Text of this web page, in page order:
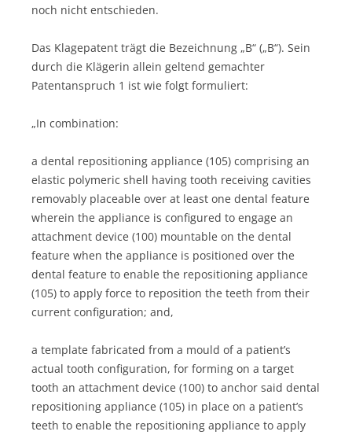
noch nicht entschieden.
Das Klagepatent trägt die Bezeichnung „B“ („B“). Sein
durch die Klägerin allein geltend gemachter
Patentanspruch 1 ist wie folgt formuliert:
„In combination:
a dental repositioning appliance (105) comprising an
elastic polymeric shell having tooth receiving cavities
removably placeable over at least one dental feature
wherein the appliance is configured to engage an
attachment device (100) mountable on the dental
feature when the appliance is positioned over the
dental feature to enable the repositioning appliance
(105) to apply force to reposition the teeth from their
current configuration; and,
a template fabricated from a mould of a patient’s
actual tooth configuration, for forming on a target
tooth an attachment device (100) to anchor said dental
repositioning appliance (105) in place on a patient’s
teeth to enable the repositioning appliance to apply